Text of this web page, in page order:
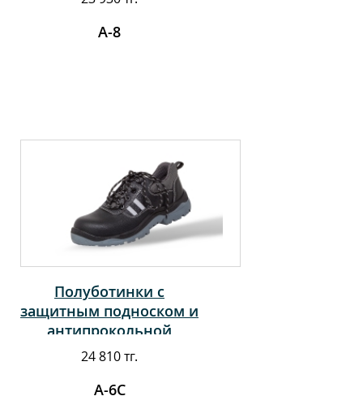
А-8
Полуботинки с
защитным подноском и
антипрокольной
стелькой
24 810 тг.
А-6С